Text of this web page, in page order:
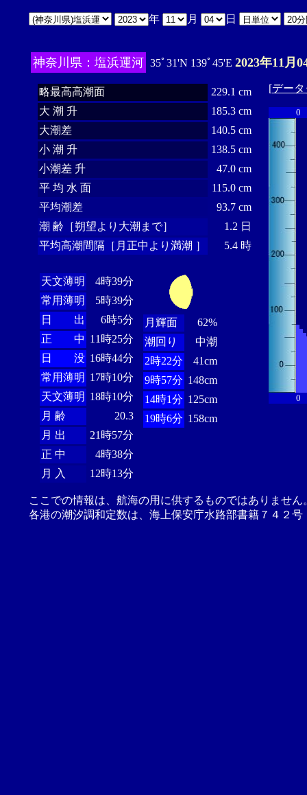
年 月 日
神奈川県：塩浜運河 35ﾟ31'N 139ﾟ45'E 2023年11月
略最高高潮面
229.1 cm
大 潮 升
185.3 cm
大潮差
140.5 cm
小 潮 升
138.5 cm
小潮差 升
47.0 cm
平 均 水 面
115.0 cm
平均潮差
93.7 cm
潮 齢［朔望より大潮まで］
1.2 日
平均高潮間隔［月正中より満潮 ］
5.4 時
天文薄明
4時39分
常用薄明
5時39分
日 出
6時5分
正 中 11時25分
日 没 16時44分
常用薄明 17時10分
天文薄明 18時10分
月 齢
20.3
月 出
21時57分
正 中
4時38分
月 入
12時13分
月輝面
62%
潮回り
中潮
2時22分
41cm
9時57分 148cm
14時1分 125cm
19時6分 158cm
[デー
0
0
ここでの情報は、航海の用に供するものではありませ
各港の潮汐調和定数は、海上保安庁水路部書籍７４２